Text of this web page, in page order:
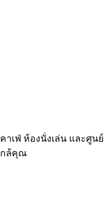
าเฟ่ ห้องนั่งเล่น และศูนย์
กล้คุณ